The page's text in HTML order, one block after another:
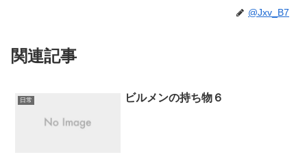
@Jxv_B7
関連記事
日常 ビルメンの持ち物６